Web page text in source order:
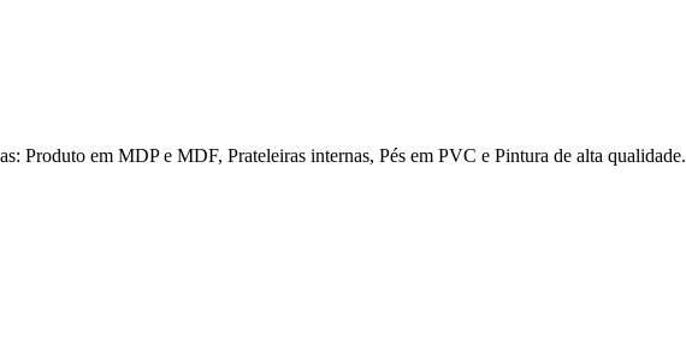
Produto em MDP e MDF, Prateleiras internas, Pés em PVC e Pintura de alta qualidade.